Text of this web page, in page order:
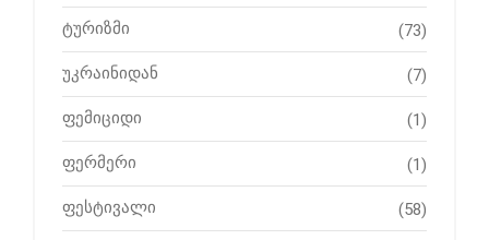
ტურიზმი (73)
უკრაინიდან (7)
ფემიციდი (1)
ფერმერი (1)
ფესტივალი (58)